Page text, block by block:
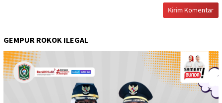
GEMPUR ROKOK ILEGAL